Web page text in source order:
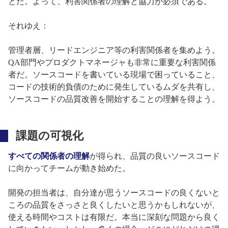
それゆえ：
管理者層、リードエンジニア等の利害関係者を集めよう。
QA部門やプロダクトマネージャも非常に重要な利害関係
者だ。ソースコードを書いている現場で困っていること、
コードの技術的負債のために発生しているムダを共有し、
ソースコードの品質改善を開始することの理解を得よう。
課題の可視化
すべての関係者の理解が得られ、品質の良いソースコード
に向かってチームが動き始めた。
開発の担当者は、自分達が思うソースコードの良くないと
ころの品質をさっさと良くしたいと思うかもしれないが、
使える時間やコストは有限だ。本当に深刻な問題から良く